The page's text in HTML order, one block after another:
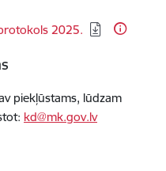
2025.
piekļūstams, lūdzam
kd@mk.gov.lv